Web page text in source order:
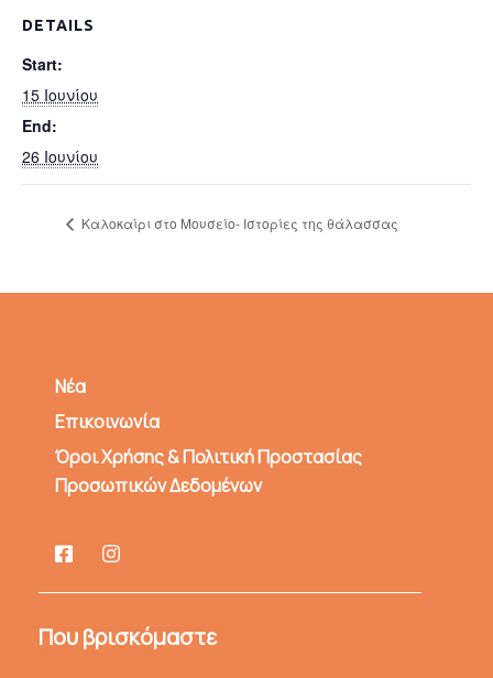
DETAILS
Start:
15 Ιουνίου
End:
26 Ιουνίου
Καλοκαίρι στο Μουσείο- Ιστορίες της θάλασσας
Νέα
Επικοινωνία
Όροι Χρήσης & Πολιτική Προστασίας
Προσωπικών Δεδομένων
Που βρισκόμαστε